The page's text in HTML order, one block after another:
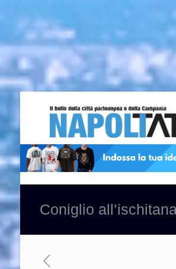
Coniglio